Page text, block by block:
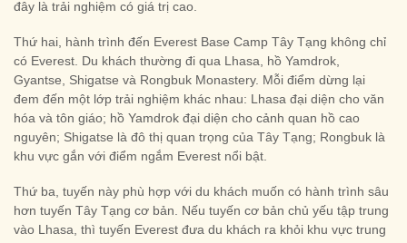
đây là trải nghiệm có giá trị cao.
Thứ hai, hành trình đến Everest Base Camp Tây Tạng không chỉ
có Everest. Du khách thường đi qua Lhasa, hồ Yamdrok,
Gyantse, Shigatse và Rongbuk Monastery. Mỗi điểm dừng lại
đem đến một lớp trải nghiệm khác nhau: Lhasa đại diện cho văn
hóa và tôn giáo; hồ Yamdrok đại diện cho cảnh quan hồ cao
nguyên; Shigatse là đô thị quan trọng của Tây Tạng; Rongbuk là
khu vực gắn với điểm ngắm Everest nổi bật.
Thứ ba, tuyến này phù hợp với du khách muốn có hành trình sâu
hơn tuyến Tây Tạng cơ bản. Nếu tuyến cơ bản chủ yếu tập trung
vào Lhasa, thì tuyến Everest đưa du khách ra khỏi khu vực trung